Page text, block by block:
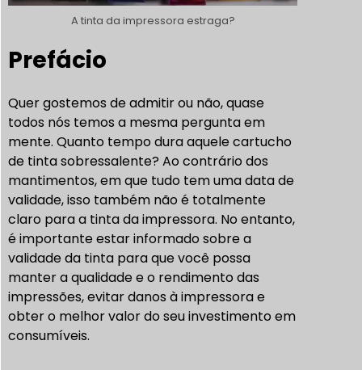
A tinta da impressora estraga?
Prefácio
Quer gostemos de admitir ou não, quase
todos nós temos a mesma pergunta em
mente. Quanto tempo dura aquele cartucho
de tinta sobressalente? Ao contrário dos
mantimentos, em que tudo tem uma data de
validade, isso também não é totalmente
claro para a tinta da impressora. No entanto,
é importante estar informado sobre a
validade da tinta para que você possa
manter a qualidade e o rendimento das
impressões, evitar danos à impressora e
obter o melhor valor do seu investimento em
consumíveis.